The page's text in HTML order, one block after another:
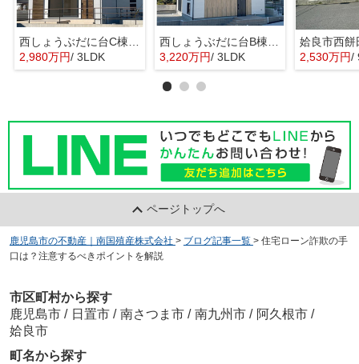
2,980万円/ 3LDK
3,220万円/ 3LDK
姶良市西
2,530万円/
ページトップへ
鹿児島市の不動産｜南国殖産株式会社 > ブログ記事一覧 > 住宅ローン詐欺の手
口は？注意するべきポイントを解説
市区町村から探す
鹿児島市 / 日置市 / 南さつま市 / 南九州市 / 阿久根市 /
姶良市
町名から探す